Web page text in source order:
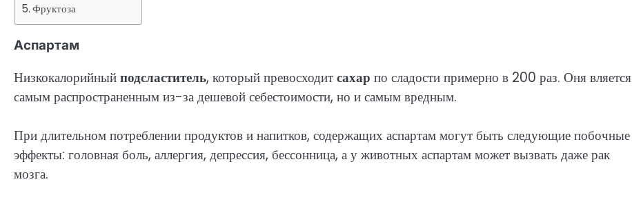
Фруктоза
Аспартам
Низкокалорийныйподсластитель, который превосходитсахар по сладости примерно в 200 раз. Оня вляется
самым распространенным из-за дешевой себестоимости, но и самым вредным.
При длительном потреблении продуктов и напитков, содержащих аспартам могут быть следующие побочные
эффекты: головная боль, аллергия, депрессия, бессонница, а у животных аспартам может вызвать даже рак
мозга.